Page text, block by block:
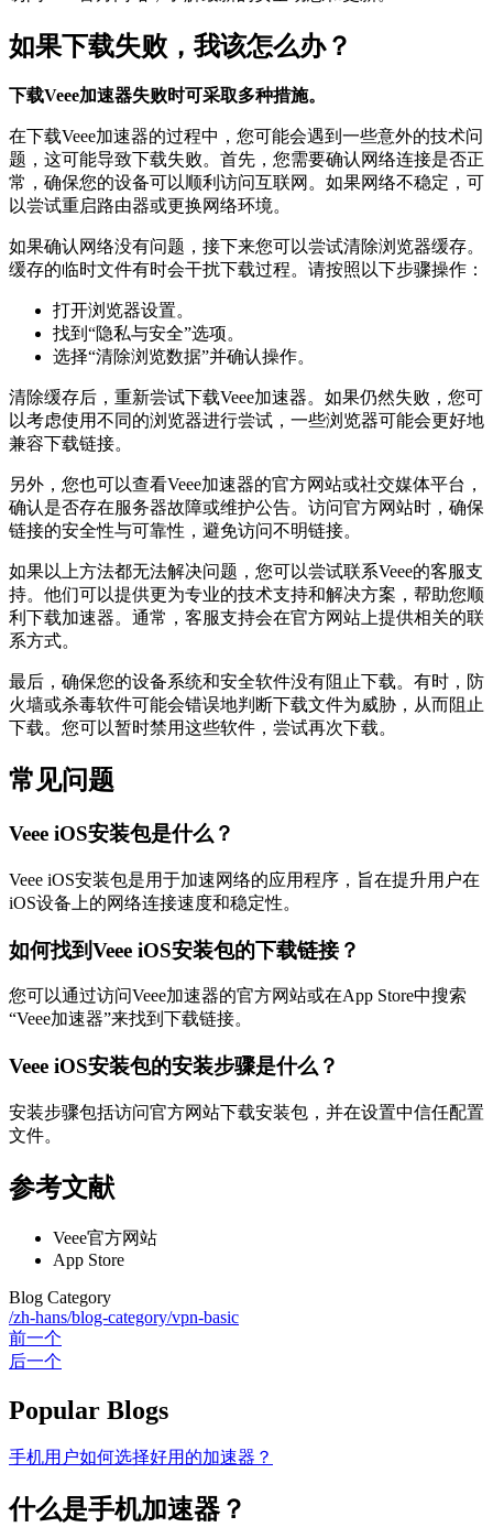
如果下载失败，我该怎么办？
下载Veee加速器失败时可采取多种措施。
在下载Veee加速器的过程中，您可能会遇到一些意外的技术问
题，这可能导致下载失败。首先，您需要确认网络连接是否正
常，确保您的设备可以顺利访问互联网。如果网络不稳定，可
以尝试重启路由器或更换网络环境。
如果确认网络没有问题，接下来您可以尝试清除浏览器缓存。
缓存的临时文件有时会干扰下载过程。请按照以下步骤操作：
打开浏览器设置。
找到“隐私与安全”选项。
选择“清除浏览数据”并确认操作。
清除缓存后，重新尝试下载Veee加速器。如果仍然失败，您可
以考虑使用不同的浏览器进行尝试，一些浏览器可能会更好地
兼容下载链接。
另外，您也可以查看Veee加速器的官方网站或社交媒体平台，
确认是否存在服务器故障或维护公告。访问官方网站时，确保
链接的安全性与可靠性，避免访问不明链接。
如果以上方法都无法解决问题，您可以尝试联系Veee的客服支
持。他们可以提供更为专业的技术支持和解决方案，帮助您顺
利下载加速器。通常，客服支持会在官方网站上提供相关的联
系方式。
最后，确保您的设备系统和安全软件没有阻止下载。有时，防
火墙或杀毒软件可能会错误地判断下载文件为威胁，从而阻止
下载。您可以暂时禁用这些软件，尝试再次下载。
常见问题
Veee iOS安装包是什么？
Veee iOS安装包是用于加速网络的应用程序，旨在提升用户在
iOS设备上的网络连接速度和稳定性。
如何找到Veee iOS安装包的下载链接？
您可以通过访问Veee加速器的官方网站或在App Store中搜索
“Veee加速器”来找到下载链接。
Veee iOS安装包的安装步骤是什么？
安装步骤包括访问官方网站下载安装包，并在设置中信任配置
文件。
参考文献
Veee官方网站
App Store
Blog Category
/zh-hans/blog-category/vpn-basic
前一个
后一个
Popular Blogs
手机用户如何选择好用的加速器？
什么是手机加速器？